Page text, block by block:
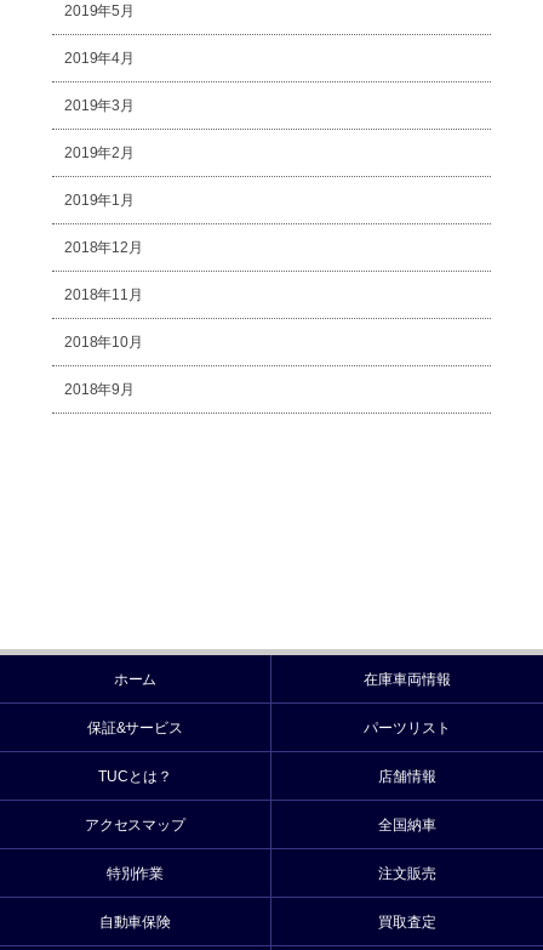
2019年5月
2019年4月
2019年3月
2019年2月
2019年1月
2018年12月
2018年11月
2018年10月
2018年9月
ホーム 在庫車両情報
保証&サービス パーツリスト
TUCとは？ 店舗情報
アクセスマップ 全国納車
特別作業 注文販売
自動車保険 買取査定